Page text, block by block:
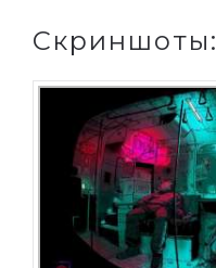
Скриншоты: